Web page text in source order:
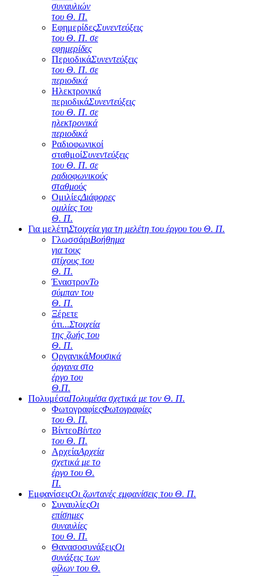
συναυλιών
του Θ. Π.
ΕφημερίδεςΣυνεντεύξεις
του Θ. Π. σε
εφημερίδες
ΠεριοδικάΣυνεντεύξεις
του Θ. Π. σε
περιοδικά
Ηλεκτρονικά
περιοδικάΣυνεντεύξεις
του Θ. Π. σε
ηλεκτρονικά
περιοδικά
Ραδιοφωνικοί
σταθμοίΣυνεντεύξεις
του Θ. Π. σε
ραδιοφωνικούς
σταθμούς
ΟμιλίεςΔιάφορες
ομιλίες του
Θ. Π.
Για μελέτηΣτοιχεία για τη μελέτη του έργου του Θ. Π.
ΓλωσσάριΒοήθημα
για τους
στίχους του
Θ. Π.
ΈναστρονΤο
σύμπαν του
Θ. Π.
Ξέρετε
ότι...Στοιχεία
της ζωής του
Θ. Π.
ΟργανικάΜουσικά
όργανα στο
έργο του
Θ.Π.
ΠολυμέσαΠολυμέσα σχετικά με τον Θ. Π.
ΦωτογραφίεςΦωτογραφίες
του Θ. Π.
ΒίντεοΒίντεο
του Θ. Π.
ΑρχείαΑρχεία
σχετικά με το
έργο του Θ.
Π.
ΕμφανίσειςΟι ζωντανές εμφανίσεις του Θ. Π.
ΣυναυλίεςΟι
επίσημες
συναυλίες
του Θ. Π.
ΘανασοσυνάξειςΟι
συνάξεις των
φίλων του Θ.